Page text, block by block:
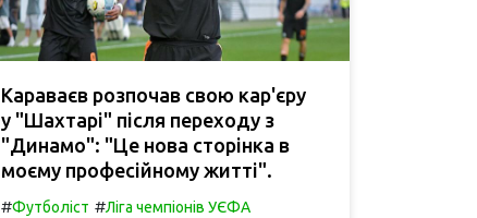
Караваєв розпочав свою кар'єру
у "Шахтарі" після переходу з
"Динамо": "Це нова сторінка в
моєму професійному житті".
#Футболіст #Ліга чемпіонів УЄФА